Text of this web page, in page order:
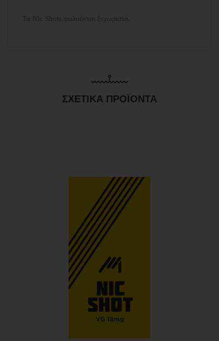
Τα Nic Shots πωλούνται ξεχωριστά.
ΣΧΕΤΙΚΆ ΠΡΟΪΌΝΤΑ